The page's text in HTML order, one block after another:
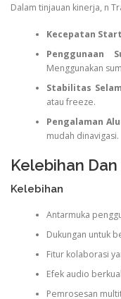
Dalam tinjauan kinerja, n
Kecepatan
Penggunaan
Menggunakan
Stabilitas
atau freeze.
Pengalaman
mudah dinavigasi.
Kelebihan
Kelebihan
Antarmuka
Dukungan untuk
Fitur kolaborasi
Efek audio
Pemrosesan